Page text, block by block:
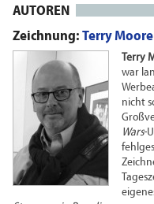
AUTOREN
Zeichnung: Terry Moore
Terry
war
nicht
Wars-